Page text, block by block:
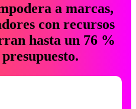
a marcas,
con recursos
hasta un 76 %